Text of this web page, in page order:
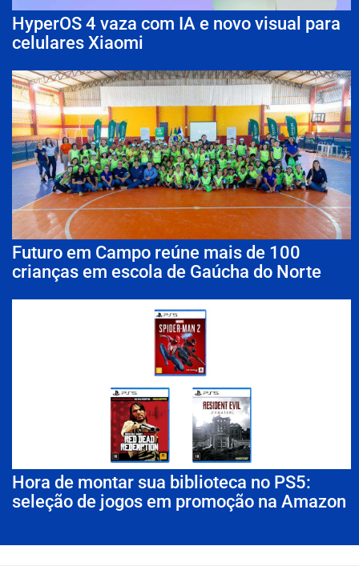
HyperOS 4 vaza com IA e novo visual para
celulares Xiaomi
Futuro em Campo reúne mais de 100
crianças em escola de Gaúcha do Norte
Hora de montar sua biblioteca no PS5:
seleção de jogos em promoção na Amazon